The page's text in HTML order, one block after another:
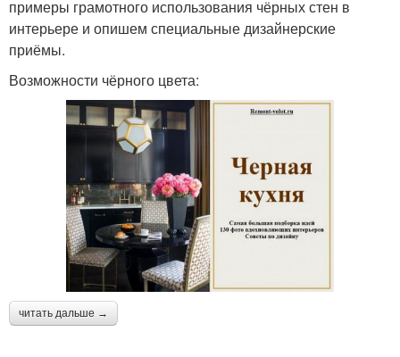
примеры грамотного использования чёрных стен в
интерьере и опишем специальные дизайнерские
приёмы.
Возможности чёрного цвета:
читать дальше →